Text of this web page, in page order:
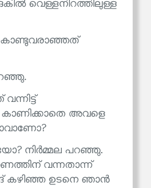
വെള്ളനിറത്തിലുള്ള
അവളെ
നിർമ്മല പറഞ്ഞു.
വന്നതാന്ന്
കഴിഞ്ഞ ഉടനെ ഞാൻ